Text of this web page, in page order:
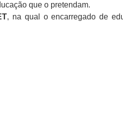
que o pretendam.
, na qual o encarregado de